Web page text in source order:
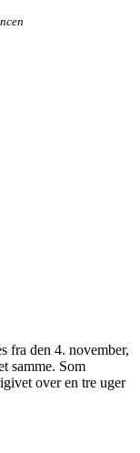
fra den 4. november,
samme. Som
over en tre uger